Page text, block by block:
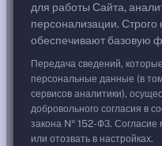
96,99 %
969,90 ₽
Срок, лет
1,48
Дюрация, лет
0,50
Рейтинг
AA
Тип
для работы Сайта,
персонализации.
обеспечивают базовую
Передача сведений,
персональные данные (в
сервисов аналитики),
добровольного согласия в
закона № 152-ФЗ. Согласие
или отозвать в настройках.